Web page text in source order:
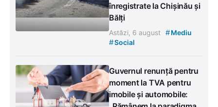
înregistrate la Chișinău și
Bălți
Astăzi, 6 august #Mediu
#Social
Guvernul renunță pentru
moment la TVA pentru
imobile și automobile: